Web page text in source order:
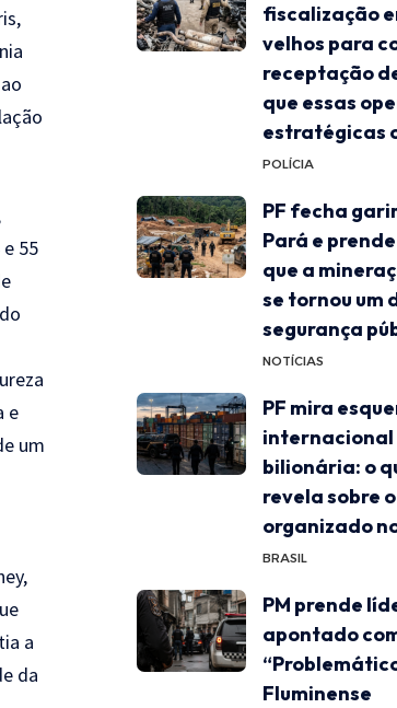
55
e
um
a
da
fiscalização
velhos para
receptação
que essas
estratégicas
POLÍCIA
PF fecha
Pará e
que a
se tornou um
segurança
NOTÍCIAS
PF mira
internacional
bilionária: o
revela sobre
organizado
BRASIL
PM prende
apontado
Fluminense